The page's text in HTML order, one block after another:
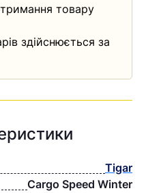
товару
здійснюється за
Tigar
Cargo Speed Winter